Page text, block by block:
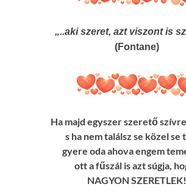
„..aki szeret, azt viszont is
(Fontane)
Ha majd egyszer szerető
s ha nem találsz se közel se
gyere oda ahova engem
ott a fűszál is azt súgja,
NAGYON SZERETLEK!